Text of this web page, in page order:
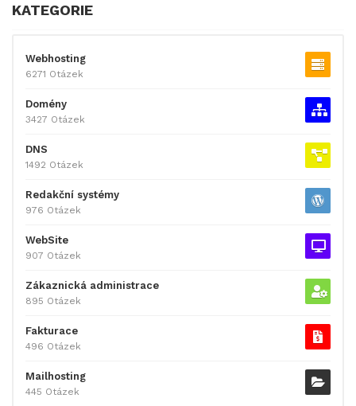
KATEGORIE
Webhosting
6271 Otázek
Domény
3427 Otázek
DNS
1492 Otázek
Redakční systémy
976 Otázek
WebSite
907 Otázek
Zákaznická administrace
895 Otázek
Fakturace
496 Otázek
Mailhosting
445 Otázek